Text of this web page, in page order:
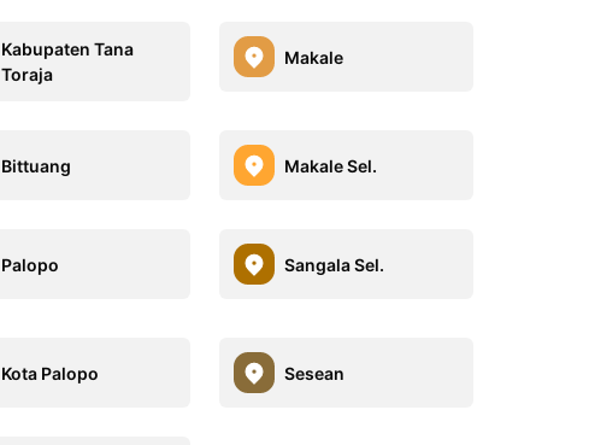
Kabupaten Tana
Toraja
Makale
Bittuang Makale Sel.
Palopo Sangala Sel.
Kota Palopo Sesean